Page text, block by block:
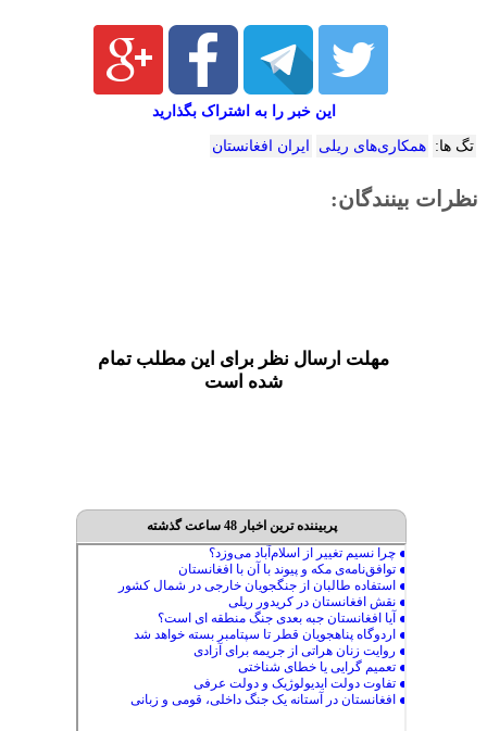
این خبر را به اشتراک بگذارید
تگ ها: همکاری‌های ریلی ایران افغانستان
نظرات بینندگان:
مهلت ارسال نظر برای این مطلب تمام
شده است
پربیننده ترین اخبار 48 ساعت گذشته